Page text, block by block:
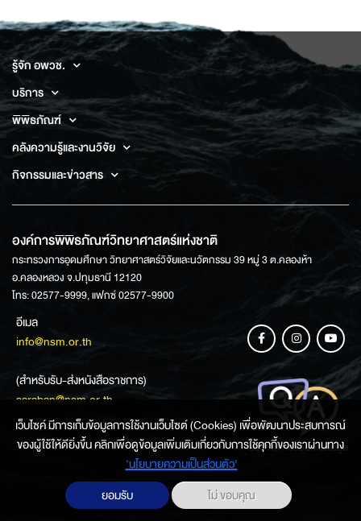
รู้จัก อพวช.
บริการ
พิพิธภัณฑ์
คลังความรู้และงานวิจัย
กิจกรรมและข่าวสาร
องค์การพิพิธภัณฑ์วิทยาศาสตร์แห่งชาติ
กระทรวงการอุดมศึกษา วิทยาศาสตร์วิจัยและนวัตกรรม 39 หมู่ 3 ต.คลองห้า
อ.คลองหลวง จ.ปทุมธานี 12120
โทร: 02577-9999, แฟกซ์ 02577-9900
อีเมล
info@nsm.or.th
(สำหรับรับ-ส่งหนังสือราชการ)
saraban@nsm.or.th
ช่องทางการสอบถามข้อมูล
เว็บไซค์ มีการเก็บข้อมูลการใช้งานเว็บไซต์ (Cookies) เพื่อพัฒนาประสบการณ์
ของผู้ใช้ให้ดียิ่งขึ้น คลิกเพื่อดูข้อมูลเพิ่มเติมเกี่ยวกับการใช้คุกกี้ของเราผ่านทาง
‘นโยบายความเป็นส่วนตัว'
ยอมรับ
ไม่ ขอบคุณ